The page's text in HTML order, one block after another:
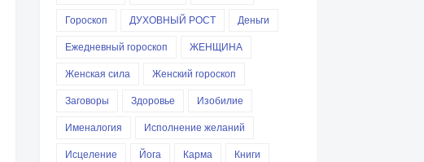
Гороскоп
ДУХОВНЫЙ РОСТ
Деньги
Ежедневный гороскоп
ЖЕНЩИНА
Женская сила
Женский гороскоп
Заговоры
Здоровье
Изобилие
Именалогия
Исполнение желаний
Исцеление
Йога Карма
Книги